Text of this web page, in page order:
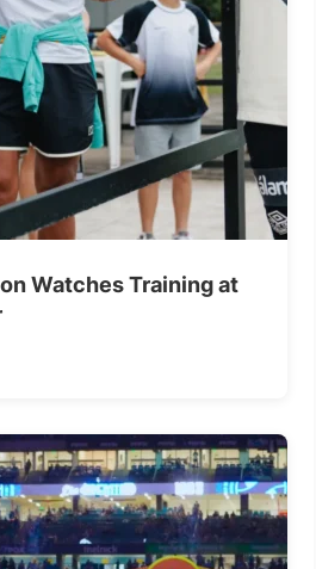
Watches Training at